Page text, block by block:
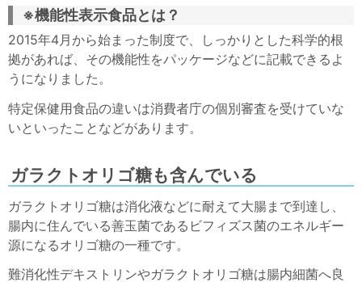
※機能性表示食品とは？
2015年4月から始まった制度で、しっかりとした科学的根
拠があれば、その機能性をパッケージなどに記載できるよ
うになりました。
特定保健用食品の違いは消費者庁の個別審査を受けていな
いといったことなどがあります。
ガラクトオリゴ糖も含んでいる
ガラクトオリゴ糖は消化液などに耐えて大腸まで到達し、
腸内に住んでいる善玉菌であるビフィズス菌のエネルギー
源になるオリゴ糖の一種です。
難消化性デキストリンやガラクトオリゴ糖は腸内細菌へ良